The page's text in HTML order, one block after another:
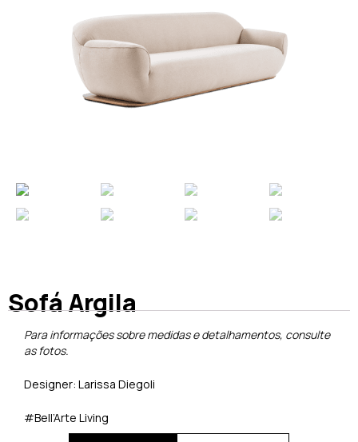
Sofá Argila
Para informações sobre medidas e detalhamentos, consulte
as fotos.
Designer: Larissa Diegoli
#Bell’Arte Living